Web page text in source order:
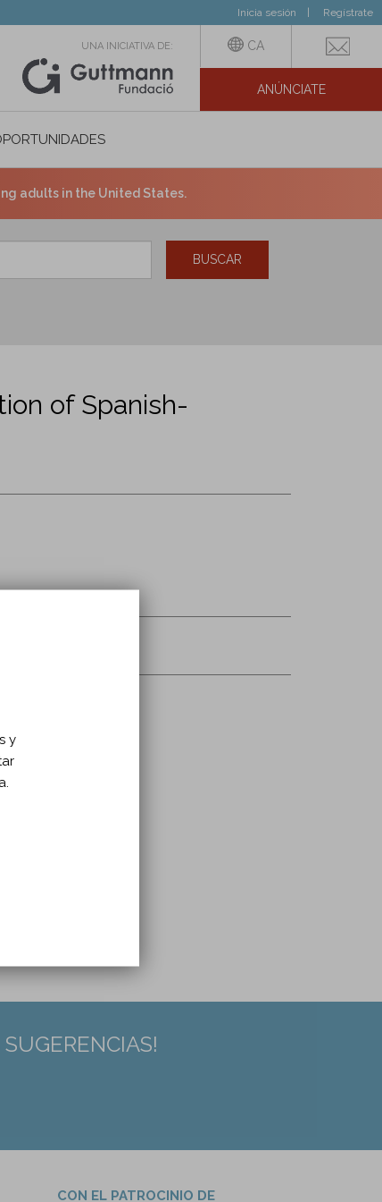
Inicia sesión Regístrate
UNA INICIATIVA DE: CA
ANÚNCIATE
adults in the United States.
BUSCAR
of Spanish-
CON EL PATROCINIO DE
y